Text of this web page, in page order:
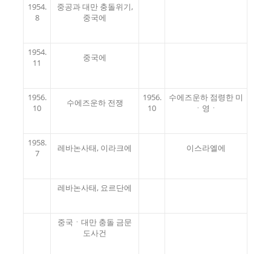
1954.
8
중공과 대만 충돌위기,
중국에
1954.
11
중국에
1956.
10
수에즈운하 전쟁
1956.
10
수에즈운하 점령한 미
ㆍ영ㆍ
1958.
7
레바논사태, 이라크에 이스라엘에
레바논사태, 요르단에
중국ㆍ대만 충돌 금문
도사건